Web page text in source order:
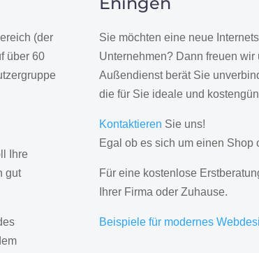
(der
über 60
Ihre
gut
Sie möchten eine neue
Unternehmen? Dann freuen
Außendienst berät Sie
die für Sie ideale und
Kontaktieren Sie uns!
Egal ob es sich um einen
Für eine kostenlose
Ihrer Firma oder Zuhause.
Beispiele für modernes